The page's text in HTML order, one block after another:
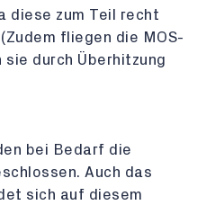
diese zum Teil recht
fliegen die MOS-
sie durch Überhitzung
bei Bedarf die
Auch das
sich auf diesem